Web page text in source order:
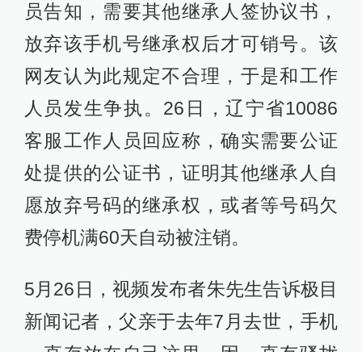
员告知，需要其他继承人签协议书，
放弃该手机号继承权后才可销号。该
网友认为此规定不合理，于是和工作
人员发生争执。26日，辽宁省10086
客服工作人员回应称，确实需要公证
处提供的公证书，证明其他继承人自
愿放弃号码的继承权，或者等号码欠
费停机满60天自动被注销。
5月26日，视频发布者朱先生告诉极目
新闻记者，父亲于去年7月去世，手机